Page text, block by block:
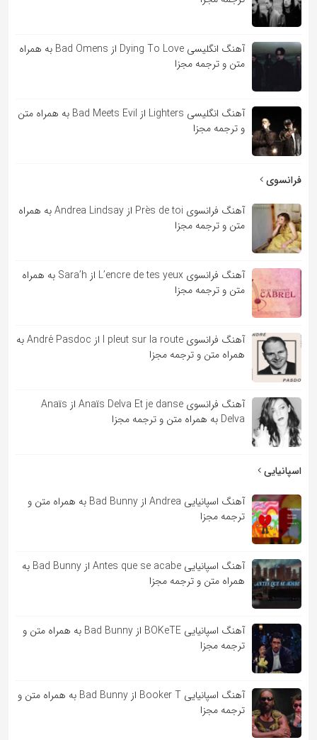
آهنگ انگلیسی Dying To Love از Bad Omens به همراه
متن و ترجمه مجزا
آهنگ انگلیسی Lighters از Bad Meets Evil به همراه متن
و ترجمه مجزا
فرانسوی
آهنگ فرانسوی Près de toi از Andrea Lindsay به همراه
متن و ترجمه مجزا
آهنگ فرانسوی L’encre de tes yeux از Sara’h به همراه
متن و ترجمه مجزا
آهنگ فرانسوی l pleut sur la route از André Pasdoc به
همراه متن و ترجمه مجزا
آهنگ فرانسوی Anaïs Delva Et je danse از Anaïs
Delva به همراه متن و ترجمه مجزا
اسپانیایی
آهنگ اسپانیایی Andrea از Bad Bunny به همراه متن و
ترجمه مجزا
آهنگ اسپانیایی Antes que se acabe از Bad Bunny به
همراه متن و ترجمه مجزا
آهنگ اسپانیایی BOKeTE از Bad Bunny به همراه متن و
ترجمه مجزا
آهنگ اسپانیایی Booker T از Bad Bunny به همراه متن و
ترجمه مجزا